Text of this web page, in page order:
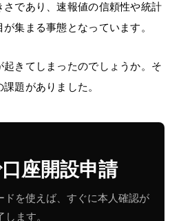
であり、速報値の信頼性や統計
集まる事態となっています。
きてしまったのでしょうか。そ
題がありました。
座開設申請
ドを使えば、すぐに本人確認が
します。